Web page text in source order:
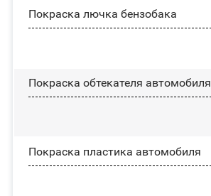
Покраска лючка бензобака
Покраска обтекателя автомобиля
Покраска пластика автомобиля